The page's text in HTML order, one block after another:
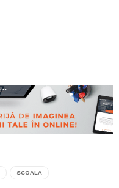
SCOALA